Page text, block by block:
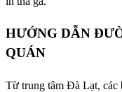
HƯỚNG DẪN
QUÁN
Từ trung tâm Đà Lạt, các